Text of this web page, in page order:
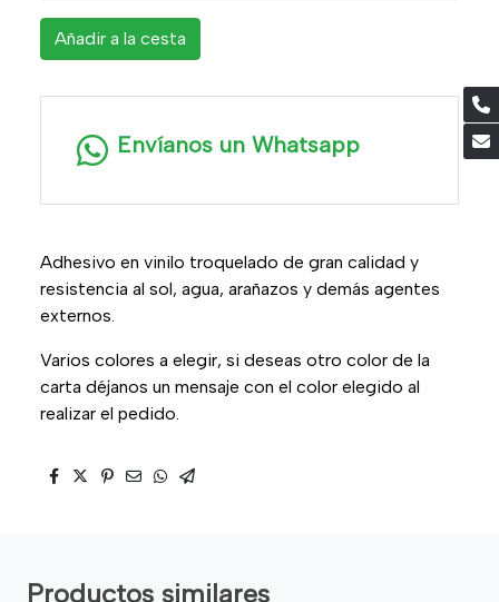
Añadir a la cesta
Envíanos un Whatsapp
Adhesivo en vinilo troquelado de gran calidad y
resistencia al sol, agua, arañazos y demás agentes
externos.
Varios colores a elegir, si deseas otro color de la
carta déjanos un mensaje con el color elegido al
realizar el pedido.
Productos similares